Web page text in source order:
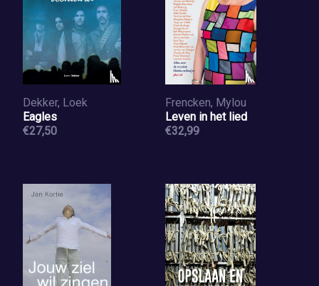
Dekker, Loek
Eagles
€27,50
Frencken, Mylou
Leven in het lied
€32,99